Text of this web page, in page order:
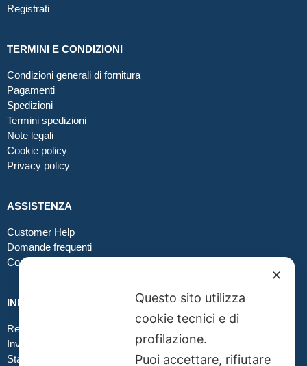
Registrati
TERMINI E CONDIZIONI
Condizioni generali di fornitura
Pagamenti
Spedizioni
Termini spedizioni
Note legali
Cookie policy
Privacy policy
ASSISTENZA
Customer Help
Domande frequenti
Contatti
INFO GRAFICA
Realizzare file corretti
Inviare file grafici
Stampa in tessuto
✕
Questo sito utilizza
cookie tecnici e di
profilazione.
Puoi accettare, rifiutare